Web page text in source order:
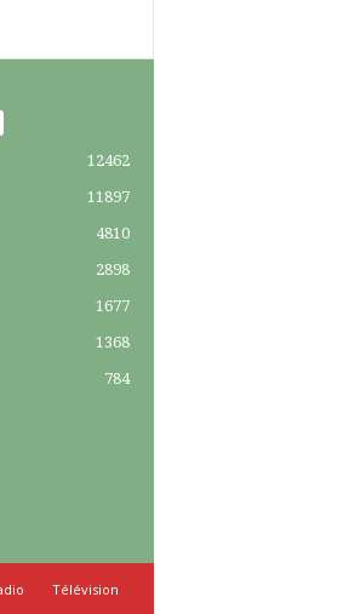
12462
11897
4810
2898
1677
1368
784
Télévision